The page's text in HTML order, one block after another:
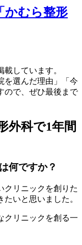
かむら整形
載しています。
を選んだ理由」「今
ので、ぜひ最後まで
外科で1年間
何ですか？
クリニックを創りた
いと思いました。
クリニックを創る一